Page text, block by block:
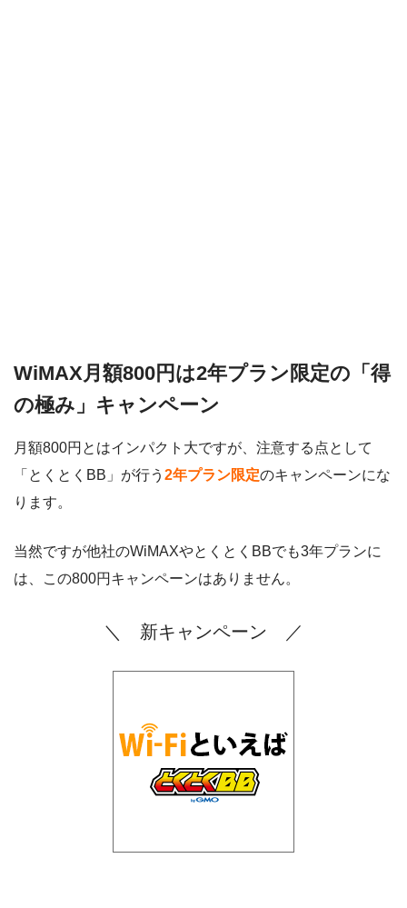
WiMAX月額800円は2年プラン限定の「得
の極み」キャンペーン
月額800円とはインパクト大ですが、注意する点として
「とくとくBB」が行う 2年プラン限定のキャンペーンにな
ります。
当然ですが他社のWiMAXやとくとくBBでも3年プランに
は、この800円キャンペーンはありません。
＼ 新キャンペーン ／